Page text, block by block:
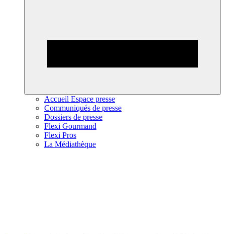
Accueil Espace presse
Communiqués de presse
Dossiers de presse
Flexi Gourmand
Flexi Pros
La Médiathèque